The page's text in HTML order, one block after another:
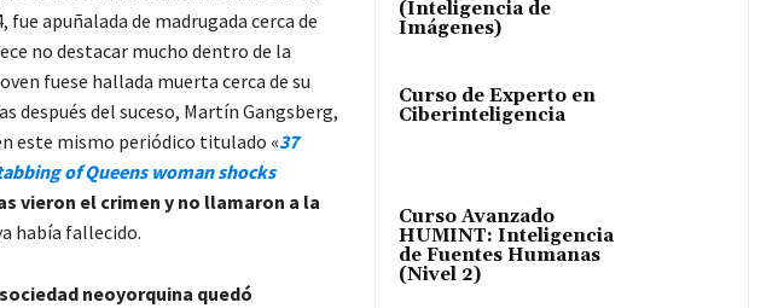
fue apuñalada de madrugada cerca de
no destacar mucho dentro de la
fuese hallada muerta cerca de su
después del suceso, Martín Gangsberg,
este mismo periódico titulado «37
of Queens woman shocks
vieron el crimen y no llamaron a la
había fallecido.
neoyorquina quedó
(Inteligencia de
Imágenes)
Curso de Experto en
Ciberinteligencia
Curso Avanzado
HUMINT: Inteligencia
de Fuentes Humanas
(Nivel 2)